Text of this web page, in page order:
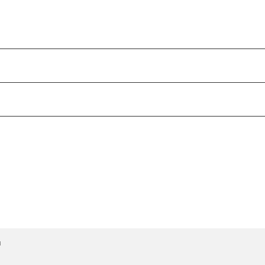
верхнем углу.
к оформлению".
доставки и оплаты, далее нажмите "подтвердить
вашего бренда в нужный бренд по длине стельки
стопы в сантиметрах.
товарный вид изделия, бирки и упаковки - это
также сразу же придет смс и имейл, что посылку можно